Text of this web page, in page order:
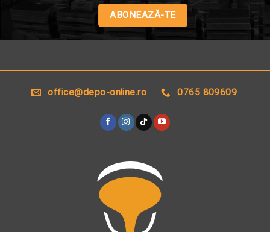
Alternative:
office@depo-online.ro 0765 809609